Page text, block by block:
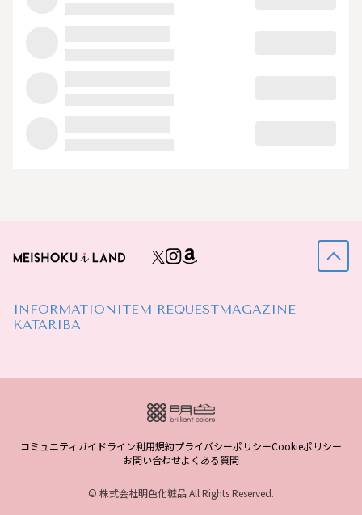
INFORMATION ITEM REQUESTMAGAZINE
KATARIBA
コミュニティガイドライン利用規約プライバシーポリシーCookieポリシー
お問い合わせよくある質問
© 株式会社明色化粧品 All Rights Reserved.